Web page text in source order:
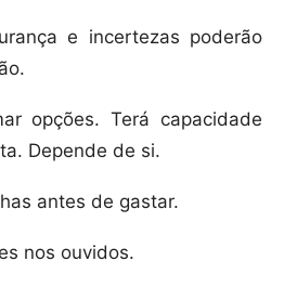
e incertezas poderão
opções. Terá capacidade
Depende de si.
antes de gastar.
nos ouvidos.